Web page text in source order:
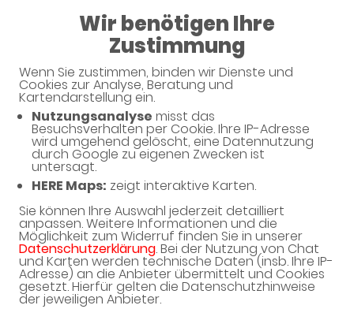
Wir benötigen Ihre
Zustimmung
Wenn Sie zustimmen, binden wir Dienste und
Cookies zur Analyse, Beratung und
Kartendarstellung ein.
Nutzungsanalyse misst das
Besuchsverhalten per Cookie. Ihre IP-Adresse
wird umgehend gelöscht, eine Datennutzung
durch Google zu eigenen Zwecken ist
untersagt.
HERE Maps: zeigt interaktive Karten.
Sie können Ihre Auswahl jederzeit detailliert
anpassen. Weitere Informationen und die
Möglichkeit zum Widerruf finden Sie in unserer
Datenschutzerklärung. Bei der Nutzung von Chat
und Karten werden technische Daten (insb. Ihre IP-
Adresse) an die Anbieter übermittelt und Cookies
gesetzt. Hierfür gelten die Datenschutzhinweise
der jeweiligen Anbieter.
08:30 - 13:00
Unverbindliche Arzneimittel-
Reservierung
Merian-Apotheke
Vogesenstr. 13, 68229 Mannheim
Eine Bearbeitung und Abholung der unverbindlichen
Arzneimittel-Reservierung ist nur während der
Öffnungszeiten möglich.